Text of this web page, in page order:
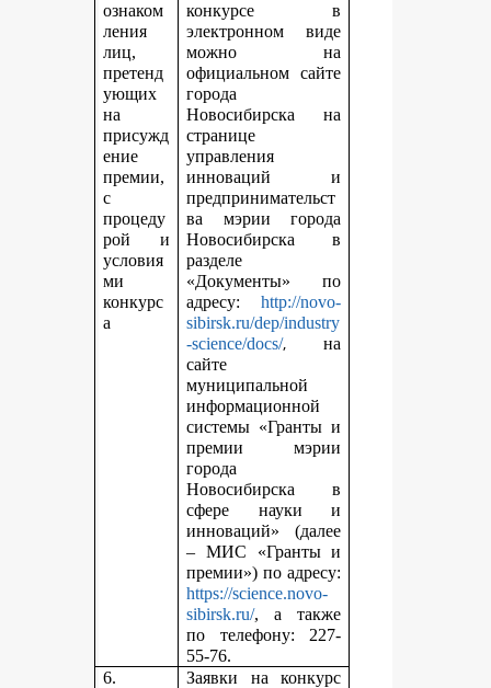
ознаком
ления
лиц,
претенд
ующих
на
присужд
ение
премии,
с
процеду
рой и
условия
ми
конкурс
а
конкурсе в
электронном виде
можно на
официальном сайте
города
Новосибирска на
странице
управления
инноваций и
предпринимательст
ва мэрии города
Новосибирска в
разделе
«Документы» по
адресу:http://novo-
sibirsk.ru/dep/industry
-science/docs/,на
сайте
муниципальной
информационной
системы «Гранты и
премии мэрии
города
Новосибирска в
сфере науки и
инноваций» (далее
– МИС «Гранты и
премии») по адресу:
https://science.novo-
sibirsk.ru/, а также
по телефону: 227-
55-76.
6.
Заявки на конкурс